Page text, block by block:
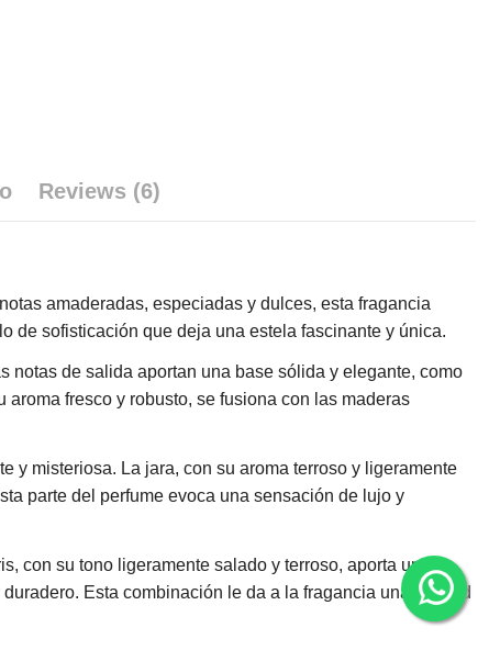
Reviews (6)
amaderadas, especiadas y dulces, esta fragancia
de sofisticación que deja una estela fascinante y única.
notas de salida aportan una base sólida y elegante, como
fresco y robusto, se fusiona con las maderas
y misteriosa. La jara, con su aroma terroso y ligeramente
parte del perfume evoca una sensación de lujo y
con su tono ligeramente salado y terroso, aporta una
Esta combinación le da a la fragancia una calidad